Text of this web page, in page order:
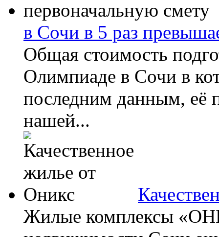
в Сочи в 5 раз
Общая стоимость
Олимпиаде в Сочи в
последним данным, её
нашей...
Жилые комплексы